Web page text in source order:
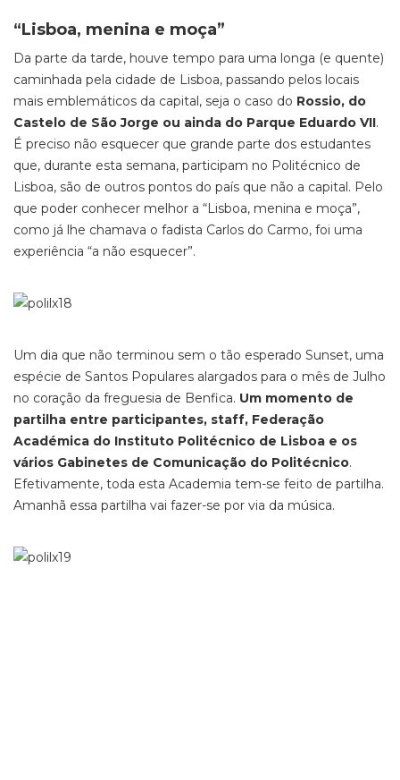
“Lisboa, menina e moça”
Da parte da tarde, houve tempo para uma longa (e quente)
caminhada pela cidade de Lisboa, passando pelos locais
mais emblemáticos da capital, seja o caso do Rossio, do
Castelo de São Jorge ou ainda do Parque Eduardo VII.
É preciso não esquecer que grande parte dos estudantes
que, durante esta semana, participam no Politécnico de
Lisboa, são de outros pontos do país que não a capital. Pelo
que poder conhecer melhor a “Lisboa, menina e moça”,
como já lhe chamava o fadista Carlos do Carmo, foi uma
experiência “a não esquecer”.
Um dia que não terminou sem o tão esperado Sunset, uma
espécie de Santos Populares alargados para o mês de Julho
no coração da freguesia de Benfica. Um momento de
partilha entre participantes, staff, Federação
Académica do Instituto Politécnico de Lisboa e os
vários Gabinetes de Comunicação do Politécnico.
Efetivamente, toda esta Academia tem-se feito de partilha.
Amanhã essa partilha vai fazer-se por via da música.